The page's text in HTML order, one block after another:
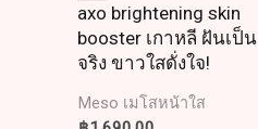
axo brightening skin
booster เกาหลี ฝันเป็น
จริง ขาวใสดั่งใจ!
Meso เมโสหน้าใส